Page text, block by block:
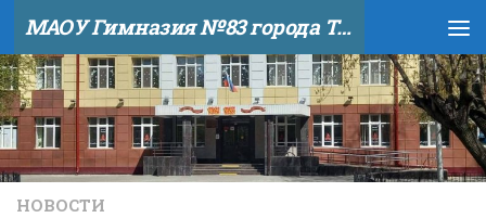
Skip to content МАОУ Гимназия №83 города Тюмени
НОВОСТИ